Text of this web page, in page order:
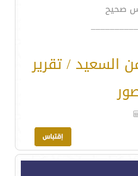
صحيح
السعيد / تقرير